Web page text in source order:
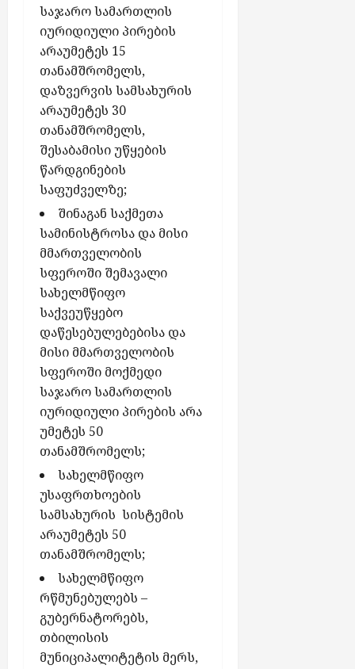
საჯარო სამართლის
იურიდიული პირების
არაუმეტეს 15
თანამშრომელს,
დაზვერვის სამსახურის
არაუმეტეს 30
თანამშრომელს,
შესაბამისი უწყების
წარდგინების
საფუძველზე;
შინაგან საქმეთა
სამინისტროსა და მისი
მმართველობის
სფეროში შემავალი
სახელმწიფო
საქვეუწყებო
დაწესებულებებისა და
მისი მმართველობის
სფეროში მოქმედი
საჯარო სამართლის
იურიდიული პირების არა
უმეტეს 50
თანამშრომელს;
სახელმწიფო
უსაფრთხოების
სამსახურის სისტემის
არაუმეტეს 50
თანამშრომელს;
სახელმწიფო
რწმუნებულებს –
გუბერნატორებს,
თბილისის
მუნიციპალიტეტის მერს,